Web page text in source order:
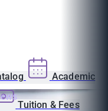
Academic
Tuition & Fees